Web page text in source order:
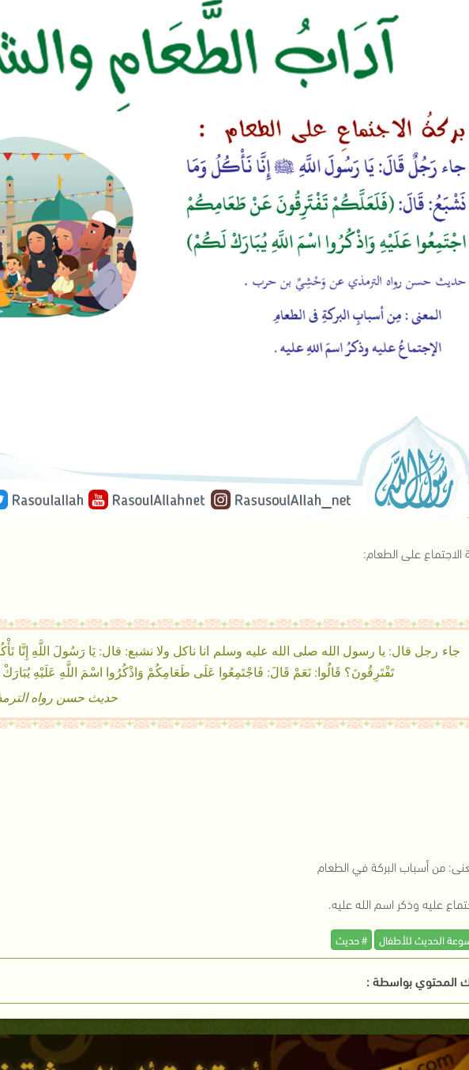
الاجتماع على الطعام:
جاء رجل قال: يا رسول الله صلى الله عليه وسلم انا ناكل ولا نشبع: قال: يَا رَسُولَ اللَّهِ إِنَّا
تَفْتَرِقُونَ؟ قَالُوا: نَعَمْ قَالَ: فَاجْتَمِعُوا عَلَى طَعَامِكُمْ وَاذْكُرُوا اسْمَ اللَّهِ عَلَيْهِ
حديث حسن رواه
من أسباب البركة في الطعام
عليه وذكر اسم الله عليه.
الحديث للأطفال # حديث
المحتوي بواسطة :